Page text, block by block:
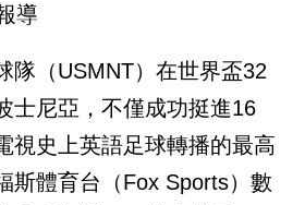
導
隊（USMNT）在世界盃32
士尼亞，不僅成功挺進16
視史上英語足球轉播的最高
斯體育台（Fox Sports）數